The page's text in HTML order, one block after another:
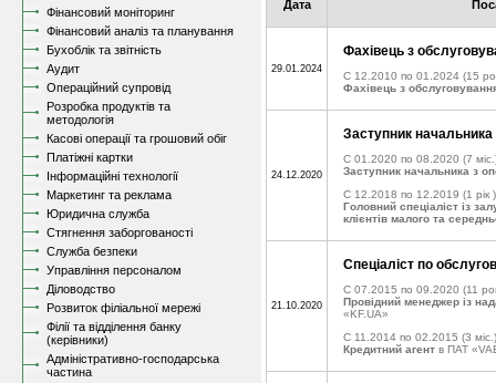
Фінансовий моніторинг
Фінансовий аналіз та планування
Бухоблік та звітність
Аудит
Операційний супровід
Розробка продуктів та
методологія
Касові операції та грошовий обіг
Платіжні картки
Інформаційні технології
Маркетинг та реклама
Юридична служба
Стягнення заборгованості
Служба безпеки
Управління персоналом
Діловодство
Розвиток філіальної мережі
Філії та відділення банку
(керівники)
Адміністративно-господарська
частина
Дата
29.01.2024
Фахівець з
C 12.2010 по 01.2024 (15
Фахівець з
24.12.2020
Заступник начальника
C 01.2020 по 08.2020 (7
Заступник начальника з
C 12.2018 по 12.2019 (1 рік )
Головний спеціаліст із
клієнтів малого та
21.10.2020
Спеціаліст по
C 07.2015 по 09.2020 (11
Провідний менеджер із
«KF.UA»
C 11.2014 по 02.2015 (3 міс.)
Кредитний агент в ПАТ